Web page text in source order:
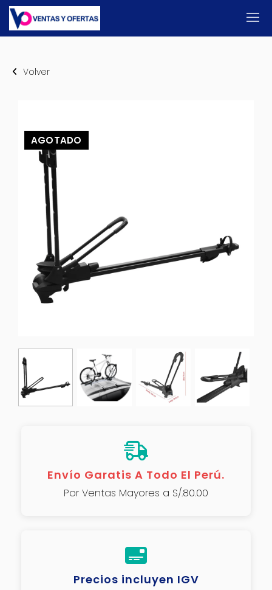
Volver
AGOTADO
Envío Garatis A Todo El Perú.
Por Ventas Mayores a S/.80.00
Precios incluyen IGV